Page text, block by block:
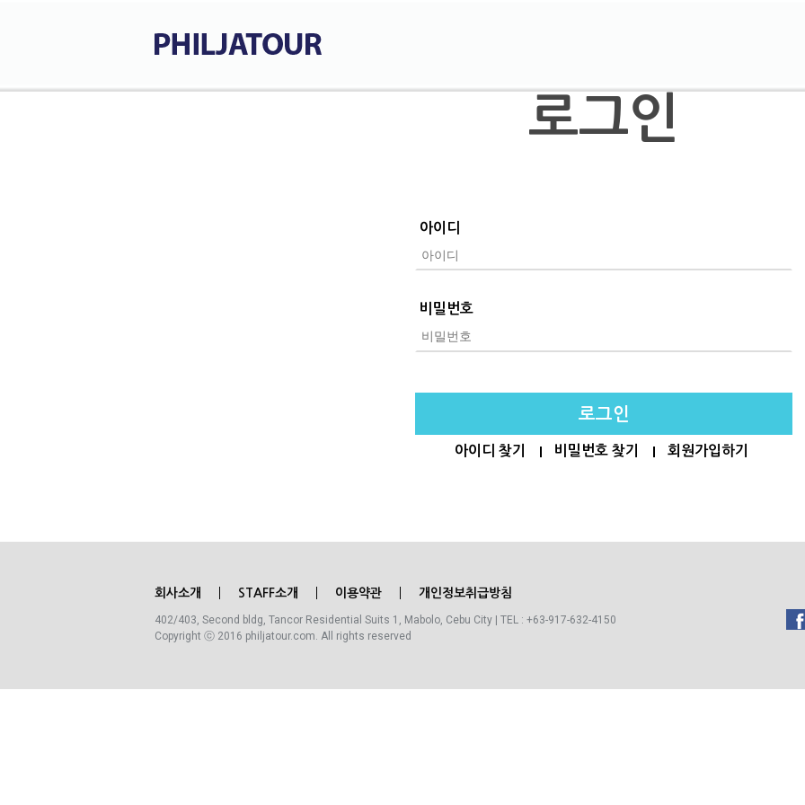
로그인
아이디
비밀번호
아이디 찾기 비밀번호 찾기 회원가입하기
회사소개 STAFF소개 이용약관 개인정보취급방침
402/403, Second bldg, Tancor Residential Suits 1, Mabolo, Cebu City | TEL : +63-917-632-4150
Copyright ⓒ 2016 philjatour.com. All rights reserved